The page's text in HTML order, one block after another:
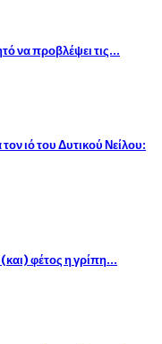
να προβλέψει τις…
ιό του Δυτικού Νείλου:
φέτος η γρίπη…